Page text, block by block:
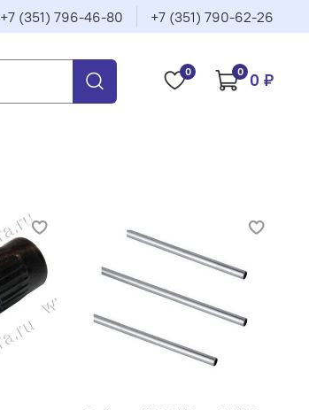
+7 (351) 796-46-80 +7 (351) 790-62-26
0 0 0 ₽